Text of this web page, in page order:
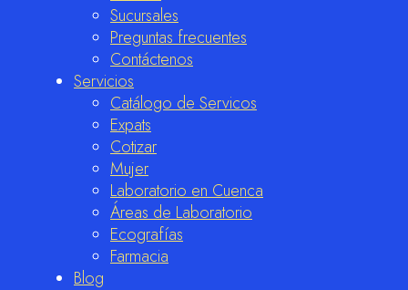
Sucursales
Preguntas frecuentes
Contáctenos
Servicios
Catálogo de Servicos
Expats
Cotizar
Mujer
Laboratorio en Cuenca
Áreas de Laboratorio
Ecografías
Farmacia
Blog